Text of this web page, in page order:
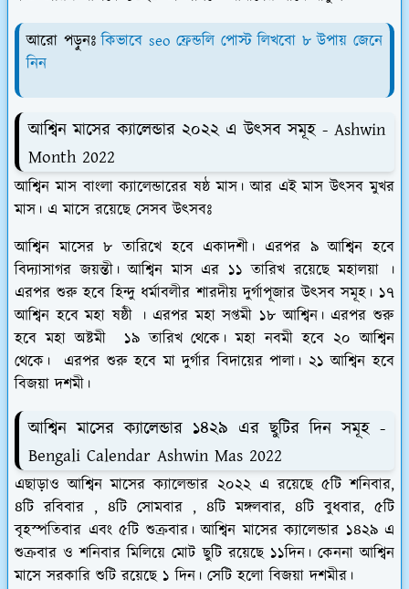
আরো পড়ুনঃ কিভাবে seo ফ্রেন্ডলি পোস্ট লিখবো ৮ উপায় জেনে
নিন
আশ্বিন মাসের ক্যালেন্ডার ২০২২ এ উৎসব সমূহ - Ashwin
Month 2022
আশ্বিন মাস বাংলা ক্যালেন্ডারের ষষ্ঠ মাস। আর এই মাস উৎসব মুখর
মাস। এ মাসে রয়েছে সেসব উৎসবঃ
আশ্বিন মাসের ৮ তারিখে হবে একাদশী। এরপর ৯ আশ্বিন হবে
বিদ্যাসাগর জয়ন্তী। আশ্বিন মাস এর ১১ তারিখ রয়েছে মহালয়া ।
এরপর শুরু হবে হিন্দু ধর্মাবলীর শারদীয় দুর্গাপূজার উৎসব সমূহ। ১৭
আশ্বিন হবে মহা ষষ্ঠী । এরপর মহা সপ্তমী ১৮ আশ্বিন। এরপর শুরু
হবে মহা অষ্টমী ১৯ তারিখ থেকে। মহা নবমী হবে ২০ আশ্বিন
থেকে। এরপর শুরু হবে মা দুর্গার বিদায়ের পালা। ২১ আশ্বিন হবে
বিজয়া দশমী।
আশ্বিন মাসের ক্যালেন্ডার ১৪২৯ এর ছুটির দিন সমূহ -
Bengali Calendar Ashwin Mas 2022
এছাড়াও আশ্বিন মাসের ক্যালেন্ডার ২০২২ এ রয়েছে ৫টি শনিবার,
৪টি রবিবার , ৪টি সোমবার , ৪টি মঙ্গলবার, ৪টি বুধবার, ৫টি
বৃহস্পতিবার এবং ৫টি শুক্রবার। আশ্বিন মাসের ক্যালেন্ডার ১৪২৯ এ
শুক্রবার ও শনিবার মিলিয়ে মোট ছুটি রয়েছে ১১দিন। কেননা আশ্বিন
মাসে সরকারি শুটি রয়েছে ১ দিন। সেটি হলো বিজয়া দশমীর।